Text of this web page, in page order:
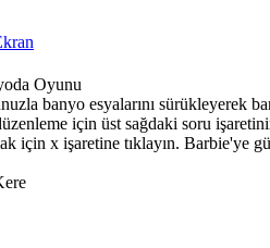
Oyunu
banyo esyalarını sürükleyerek
için üst sağdaki soru
için x işaretine tıklayın. Barbie'ye